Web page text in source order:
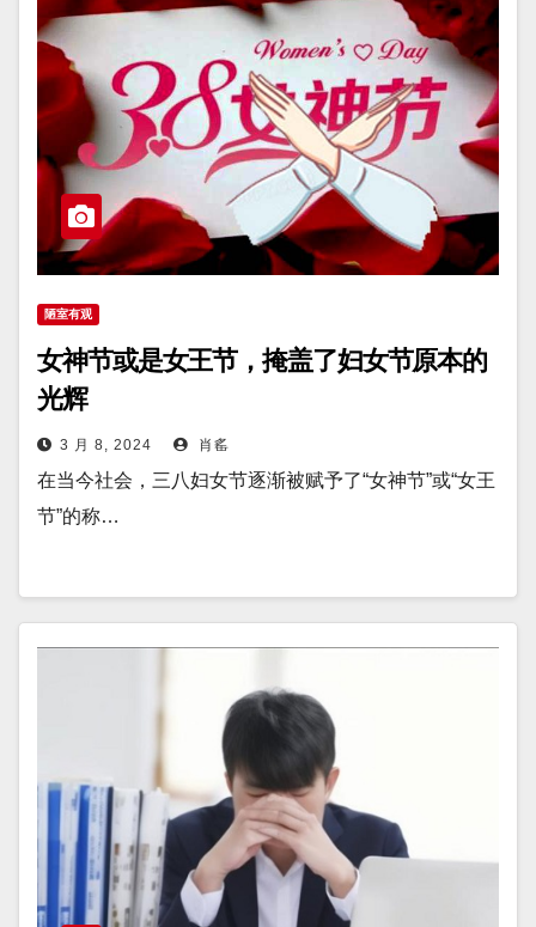
陋室有观
女神节或是女王节，掩盖了妇女节原本的
光辉
3 月 8, 2024 肖䍃
在当今社会，三八妇女节逐渐被赋予了“女神节”或“女王
节”的称…